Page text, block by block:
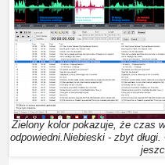
Zielony kolor pokazuje, że czas
odpowiedni.Niebieski - zbyt